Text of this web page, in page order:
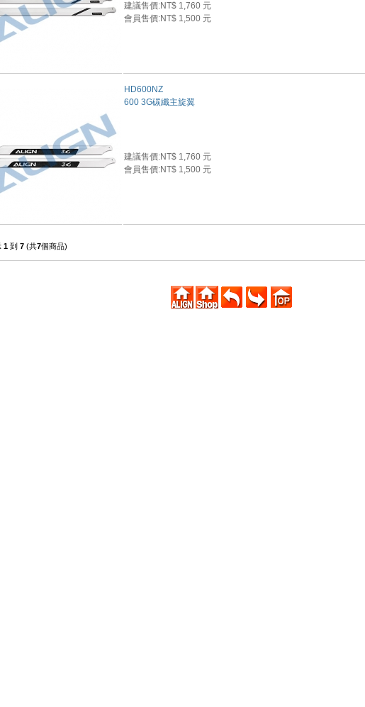
建議售價:NT$ 1,760 元
會員售價:NT$ 1,500 元
HD600NZ
600 3G碳纖主旋翼
建議售價:NT$ 1,760 元
會員售價:NT$ 1,500 元
1 到 7 (共7個商品)